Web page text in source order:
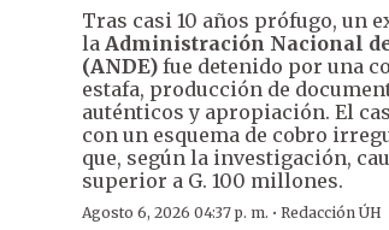
Tras casi 10 años prófugo, un
la Administración Nacional
(ANDE) fue detenido por una
estafa, producción de
auténticos y apropiación. El
con un esquema de cobro
que, según la investigación,
superior a G. 100 millones.
Agosto 6, 2026 04:37 p. m. · Redacción ÚH